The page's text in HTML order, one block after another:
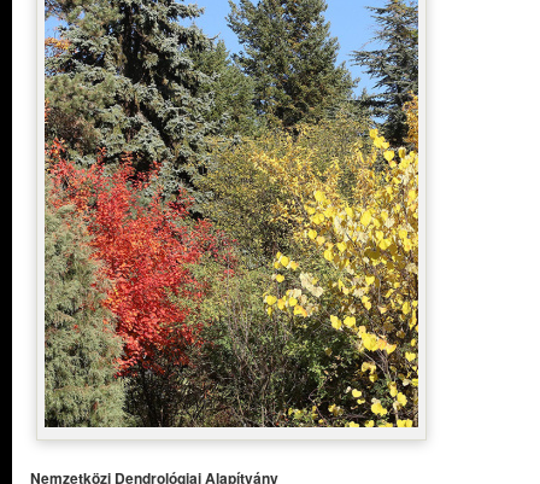
Nemzetközi Dendrológiai Alapítvány